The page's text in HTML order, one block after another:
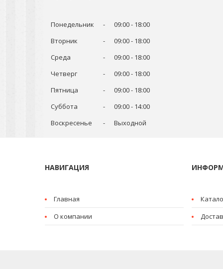
Понедельник 09:00
18:00
Вторник
09:00
18:00
Среда
09:00
18:00
Четверг
09:00
18:00
Пятница
09:00
18:00
Суббота
09:00
14:00
Воскресенье
Выходной
НАВИГАЦИЯ
Главная
О компании